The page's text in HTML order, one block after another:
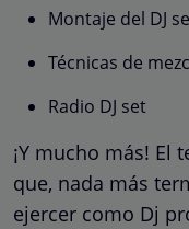
Montaje del DJ
Técnicas de
Radio DJ set
¡Y mucho más! El
que, nada más
ejercer como Dj